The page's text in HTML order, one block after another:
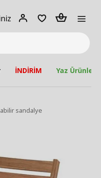
Giriş
Adet
İNDİRİM Yaz Ürünleri
sandalye